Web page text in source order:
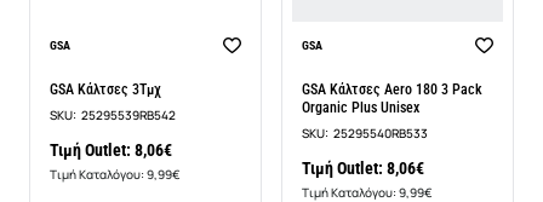
BEST SELLER
GSA
GSA Κάλτσες 3Τμχ
SKU: 25295539RB542
Τιμή Outlet: 8,06€
Τιμή Καταλόγου: 9,99€
GSA
GSA Κάλτσες Aero 180 3 Pack
Organic Plus Unisex
SKU: 25295540RB533
Τιμή Outlet: 8,06€
Τιμή Καταλόγου: 9,99€